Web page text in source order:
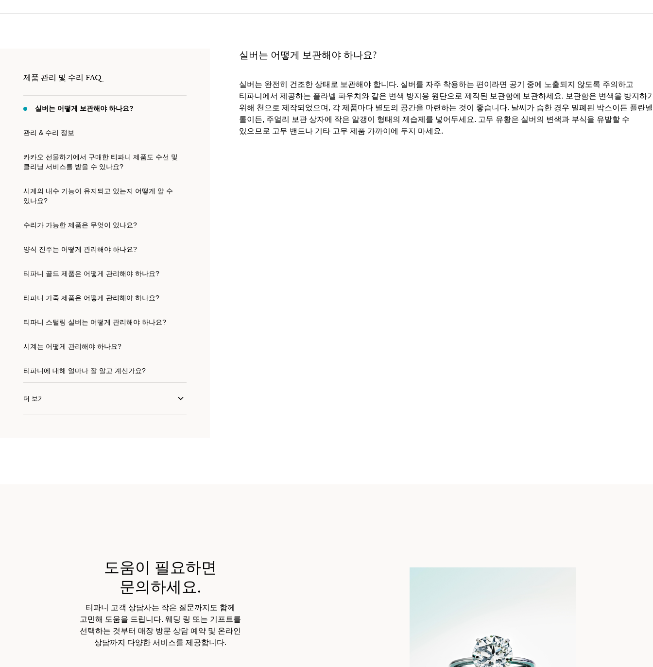
티파니 다이아몬드 전문가와의
제품 관리 및 수리 FAQ
실버는 어떻게 보관해야 하나요?
관리 & 수리 정보
카카오 선물하기에서 구매한 티파니 제품도 수선 및
클리닝 서비스를 받을 수 있나요?
시계의 내수 기능이 유지되고 있는지 어떻게 알 수
있나요?
수리가 가능한 제품은 무엇이 있나요?
양식 진주는 어떻게 관리해야 하나요?
티파니 골드 제품은 어떻게 관리해야 하나요?
티파니 가죽 제품은 어떻게 관리해야 하나요?
티파니 스털링 실버는 어떻게 관리해야 하나요?
시계는 어떻게 관리해야 하나요?
티파니에 대해 얼마나 잘 알고 계신가요?
더 보기
실버는 어떻게 보관해야 하나요?
실버는 완전히 건조한 상태로 보관해야 합니다. 실버를 자주 착용하는 편이라면 공기 중에 노출되지 않도록 주의하고
티파니에서 제공하는 플라넬 파우치와 같은 변색 방지용 원단으로 제작된 보관함에 보관하세요. 보관함은 변색을 방지하
위해 천으로 제작되었으며, 각 제품마다 별도의 공간을 마련하는 것이 좋습니다. 날씨가 습한 경우 밀폐된 박스이든 플란넬
롤이든, 주얼리 보관 상자에 작은 알갱이 형태의 제습제를 넣어두세요. 고무 유황은 실버의 변색과 부식을 유발할 수
있으므로 고무 밴드나 기타 고무 제품 가까이에 두지 마세요.
도움이 필요하면
문의하세요.
티파니 고객 상담사는 작은 질문까지도 함께
고민해 도움을 드립니다. 웨딩 링 또는 기프트를
선택하는 것부터 매장 방문 상담 예약 및 온라인
상담까지 다양한 서비스를 제공합니다.